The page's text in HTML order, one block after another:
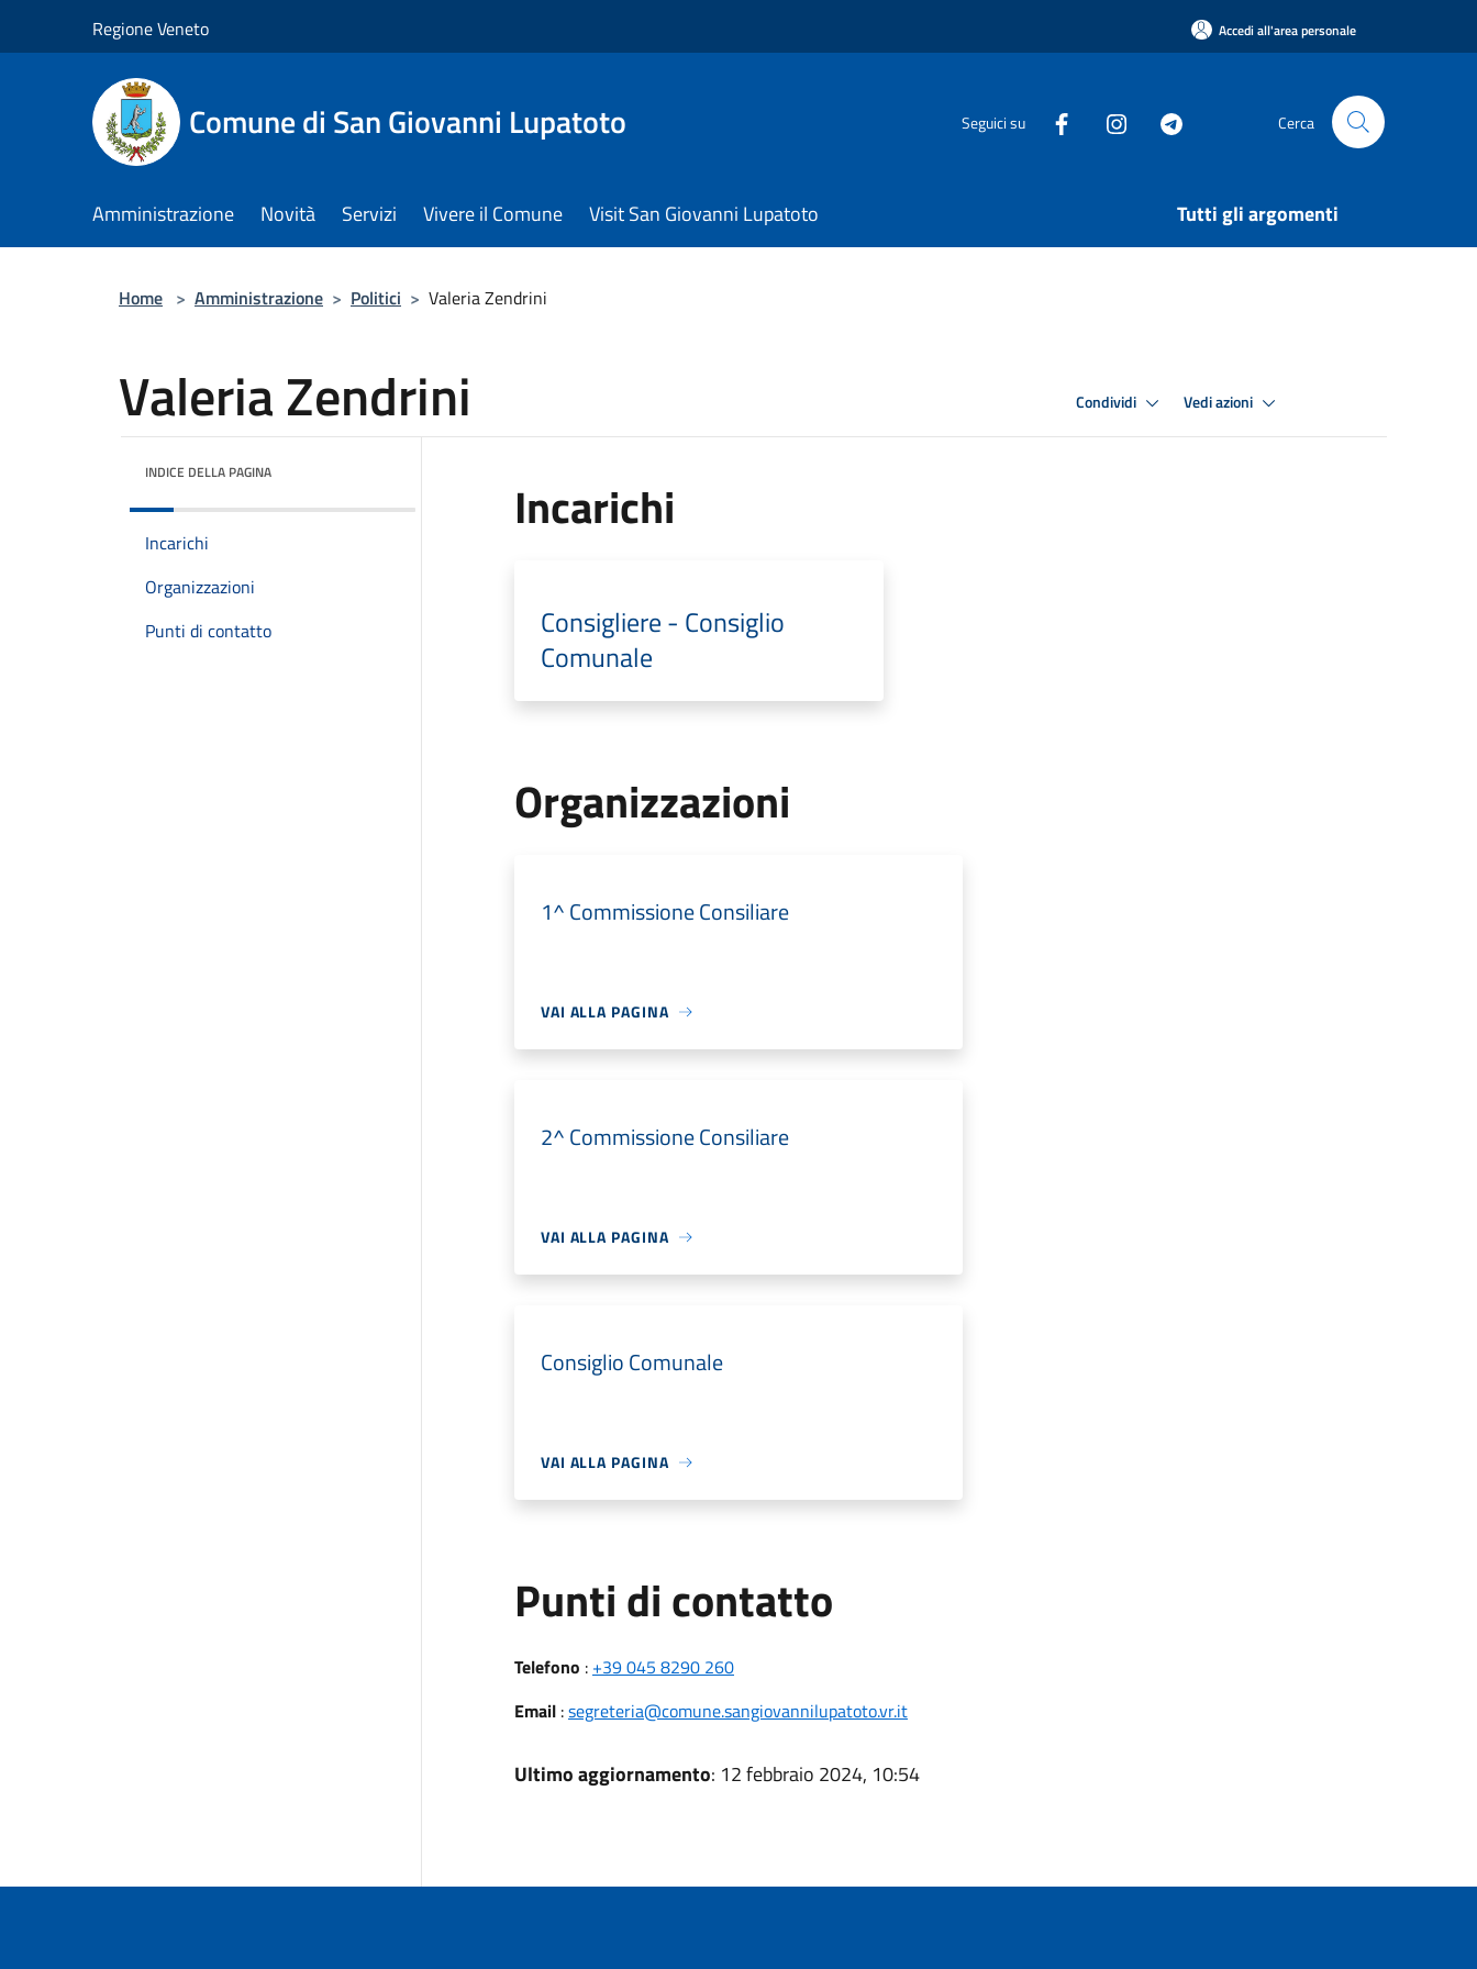
Regione Veneto Accedi all'area personale
Comune di San Giovanni Lupatoto Seguici su Cerca
Amministrazione Novità Servizi Vivere il Comune Visit San Giovanni Lupatoto Tutti gli argomenti
Home > Amministrazione > Politici > Valeria Zendrini
Valeria Zendrini Condividi Vedi azioni
INDICE DELLA PAGINA
Incarichi
Organizzazioni
Punti di contatto
Incarichi
Consigliere - Consiglio
Comunale
Organizzazioni
1^ Commissione Consiliare
VAI ALLA PAGINA
2^ Commissione Consiliare
VAI ALLA PAGINA
Consiglio Comunale
VAI ALLA PAGINA
Punti di contatto
Telefono : +39 045 8290 260
Email:segreteria@comune.sangiovannilupatoto.vr.it
Ultimo aggiornamento: 12 febbraio 2024, 10:54